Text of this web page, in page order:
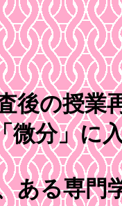
の授業
分」に
る専門